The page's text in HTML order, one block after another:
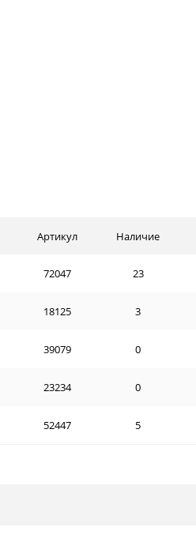
Артикул Наличие
72047 23
18125 3
39079 0
23234 0
52447 5